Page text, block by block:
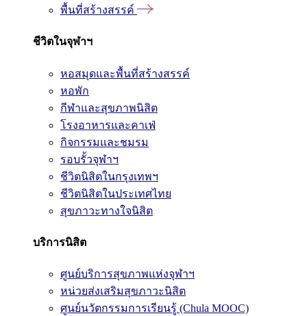
พื้นที่สร้างสรรค์
ชีวิตในจุฬาฯ
หอสมุดและพื้นที่สร้างสรรค์
หอพัก
กีฬาและสุขภาพนิสิต
โรงอาหารและคาเฟ่
กิจกรรมและชมรม
รอบรั้วจุฬาฯ
ชีวิตนิสิตในกรุงเทพฯ
ชีวิตนิสิตในประเทศไทย
สุขภาวะทางใจนิสิต
บริการนิสิต
ศูนย์บริการสุขภาพแห่งจุฬาฯ
หน่วยส่งเสริมสุขภาวะนิสิต
ศูนย์นวัตกรรมการเรียนรู้ (Chula MOOC)